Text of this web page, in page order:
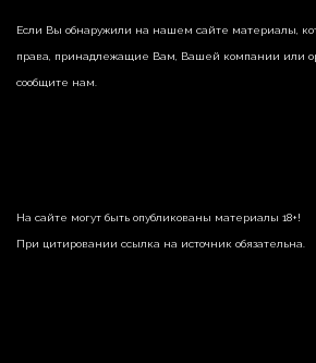
Если Вы обнаружили на нашем сайте материалы,
права, принадлежащие Вам, Вашей компании или
сообщите нам.
На сайте могут быть опубликованы материалы 18+!
При цитировании ссылка на источник обязательна.